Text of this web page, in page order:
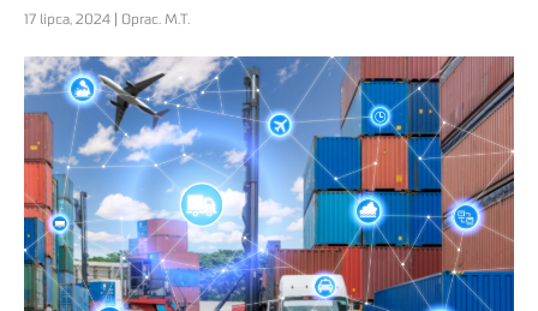
17 lipca, 2024 | Oprac. M.T.